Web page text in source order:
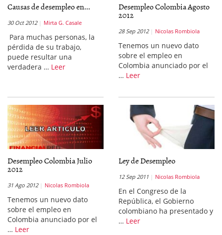
Causas de desempleo en...
30 Oct 2012 Mirta G. Casale
Para muchas personas, la
pérdida de su trabajo,
puede resultar una
verdadera … Leer
Desempleo Colombia Agosto
2012
28 Sep 2012 Nicolas Rombiola
Tenemos un nuevo dato
sobre el empleo en
Colombia anunciado por el
… Leer
Desempleo Colombia Julio
2012
31 Ago 2012 Nicolas Rombiola
Tenemos un nuevo dato
sobre el empleo en
Colombia anunciado por el
… Leer
Ley de Desempleo
12 Sep 2011 Nicolas Rombiola
En el Congreso de la
República, el Gobierno
colombiano ha presentado y
… Leer